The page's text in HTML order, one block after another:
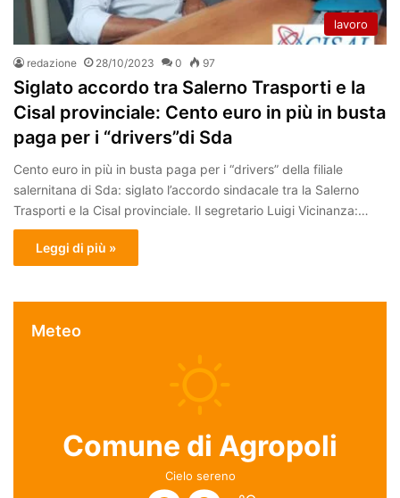
lavoro
redazione 28/10/2023 0 97
Siglato accordo tra Salerno Trasporti e la
Cisal provinciale: Cento euro in più in busta
paga per i “drivers”di Sda
Cento euro in più in busta paga per i “drivers” della filiale
salernitana di Sda: siglato l’accordo sindacale tra la Salerno
Trasporti e la Cisal provinciale. Il segretario Luigi Vicinanza:…
Leggi di più »
Meteo
Comune di Agropoli
Cielo sereno